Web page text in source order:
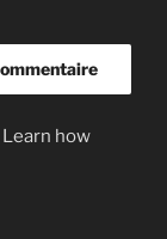
Learn how